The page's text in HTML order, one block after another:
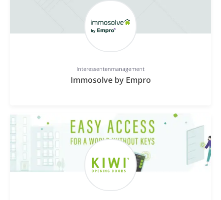
Interessentenmanagement
Immosolve by Empro